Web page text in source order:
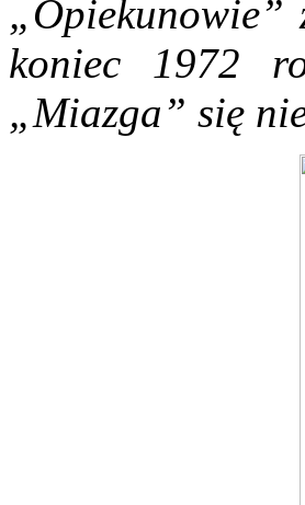
„Opiekunowie”
koniec 1972
„Miazga” się